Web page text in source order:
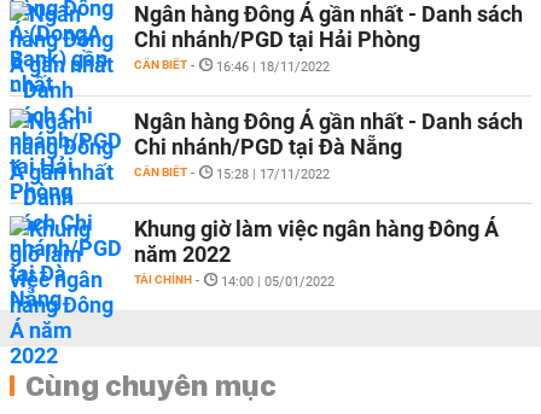
Ngân hàng Đông Á gần nhất - Danh sách
Chi nhánh/PGD tại Hải Phòng
CẦN BIẾT - 16:46 | 18/11/2022
Ngân hàng Đông Á gần nhất - Danh sách
Chi nhánh/PGD tại Đà Nẵng
CẦN BIẾT - 15:28 | 17/11/2022
Khung giờ làm việc ngân hàng Đông Á
năm 2022
TÀI CHÍNH - 14:00 | 05/01/2022
Cùng chuyên mục